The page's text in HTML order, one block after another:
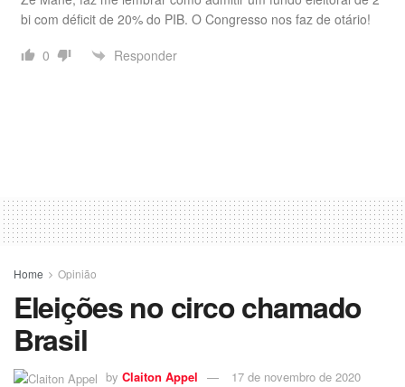
bi com déficit de 20% do PIB. O Congresso nos faz de otário!
0
Responder
Home Opinião
Eleições no circo chamado
Brasil
by Claiton Appel 17 de novembro de 2020